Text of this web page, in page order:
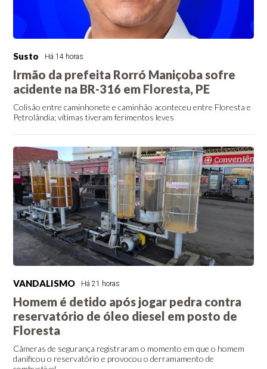
Susto Há 14 horas
Irmão da prefeita Rorró Maniçoba sofre
acidente na BR-316 em Floresta, PE
Colisão entre caminhonete e caminhão aconteceu entre Floresta e
Petrolândia; vítimas tiveram ferimentos leves
VANDALISMO Há 21 horas
Homem é detido após jogar pedra contra
reservatório de óleo diesel em posto de
Floresta
Câmeras de segurança registraram o momento em que o homem
danificou o reservatório e provocou o derramamento de